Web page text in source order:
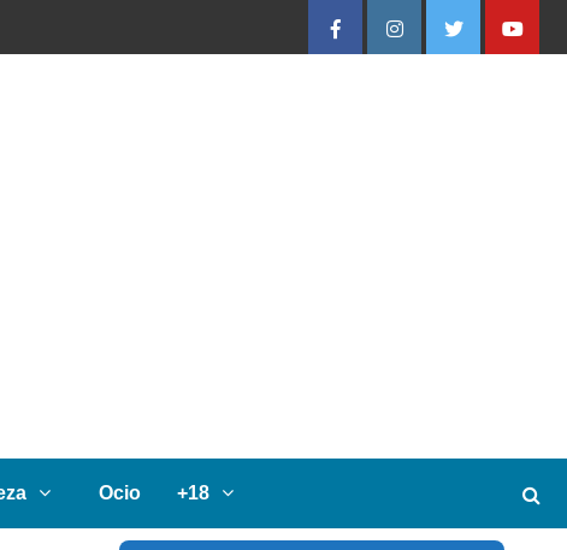
FacebookInstagramTwitterYoutube
Ocio +18